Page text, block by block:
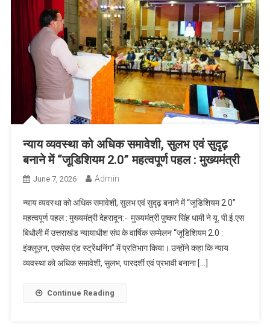
न्याय व्यवस्था को अधिक समावेशी, सुलभ एवं सुदृढ़
बनाने में “जूडिशियम 2.0” महत्वपूर्ण पहल : मुख्यमंत्री
June 7, 2026 Admin
न्याय व्यवस्था को अधिक समावेशी, सुलभ एवं सुदृढ़ बनाने में “जूडिशियम 2.0”
महत्वपूर्ण पहल : मुख्यमंत्री देहरादून:- मुख्यमंत्री पुष्कर सिंह धामी ने यू. पी.ई.एस
बिधौली में उत्तराखंड न्यायाधीश संघ के वार्षिक सम्मेलन “जूडिशियम 2.0 :
इंक्लूज़न, एक्सेस एंड स्ट्रेंथनिंग” में प्रतिभाग किया। उन्होंने कहा कि न्याय
व्यवस्था को अधिक समावेशी, सुलभ, पारदर्शी एवं प्रभावी बनाना […]
Continue Reading